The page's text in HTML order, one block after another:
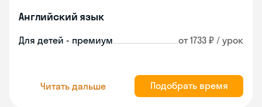
Английский язык
Для детей - премиум от 1733 ₽ / урок
Читать дальше Подобрать время